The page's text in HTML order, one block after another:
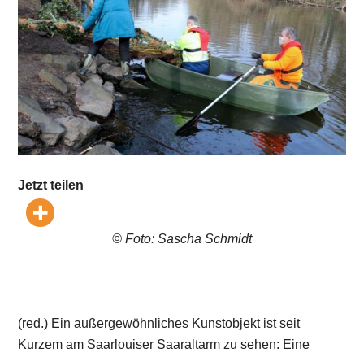
Jetzt teilen
© Foto: Sascha Schmidt
(red.) Ein außergewöhnliches Kunstobjekt ist seit
Kurzem am Saarlouiser Saaraltarm zu sehen: Eine